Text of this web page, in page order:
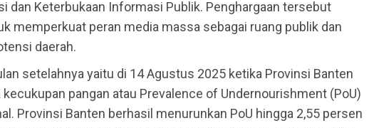
dan Keterbukaan Informasi Publik. Penghargaan tersebut
memperkuat peran media massa sebagai ruang publik dan
daerah.
setelahnya yaitu di 14 Agustus 2025 ketika Provinsi Banten
pangan atau Prevalence of Undernourishment (PoU)
Provinsi Banten berhasil menurunkan PoU hingga 2,55 persen